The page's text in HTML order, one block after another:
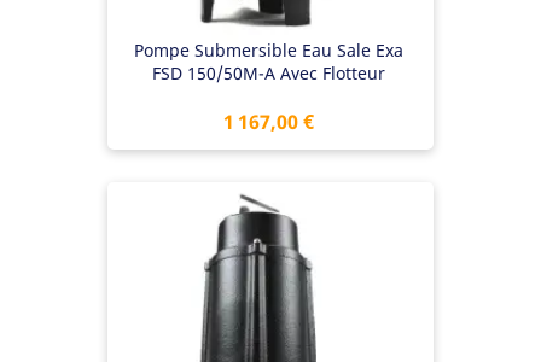
Pompe Submersible Eau Sale Exa
FSD 150/50M-A Avec Flotteur
Prix
1 167,00 €